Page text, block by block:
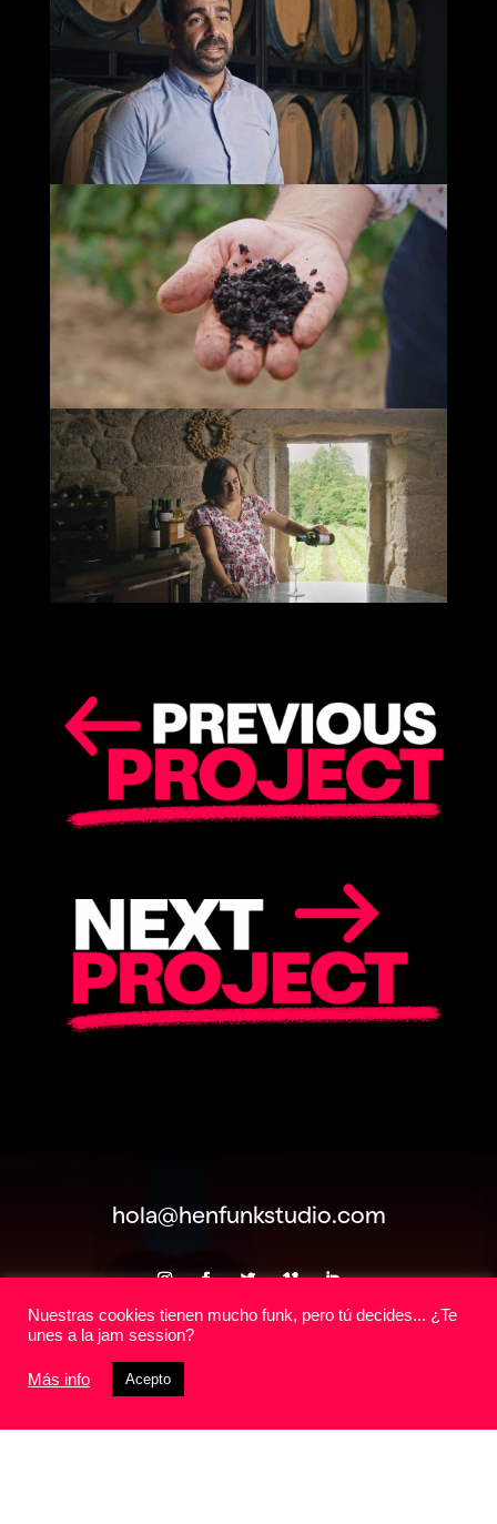
hola@henfunkstudio.com
AVISO LEGAL
Nuestras cookies tienen mucho funk, pero tú decides... ¿Te
unes a la jam session?
Más info Acepto